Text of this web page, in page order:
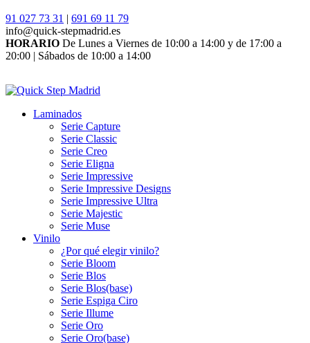
91 027 73 31 | 691 69 11 79
info@quick-stepmadrid.es
HORARIO De Lunes a Viernes de 10:00 a 14:00 y de 17:00 a
20:00 | Sábados de 10:00 a 14:00
Laminados
Serie Capture
Serie Classic
Serie Creo
Serie Eligna
Serie Impressive
Serie Impressive Designs
Serie Impressive Ultra
Serie Majestic
Serie Muse
Vinilo
¿Por qué elegir vinilo?
Serie Bloom
Serie Blos
Serie Blos(base)
Serie Espiga Ciro
Serie Illume
Serie Oro
Serie Oro(base)